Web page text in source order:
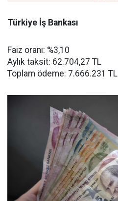
Türkiye İş Bankası
Faiz oranı: %3,10
Aylık taksit: 62.704,27 TL
Toplam ödeme: 7.666.231 TL